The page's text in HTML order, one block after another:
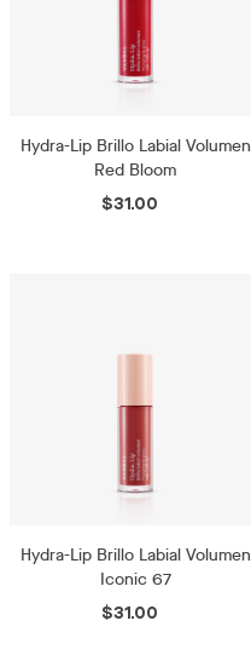
Hydra-Lip Brillo Labial Volumen
Red Bloom
$31.00
Hydra-Lip Brillo Labial Volumen
Iconic 67
$31.00